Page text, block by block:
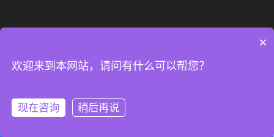
© 2024-2025 北京朗新天霁软件技术有限公司 京ICP备11019233号-1
×
欢迎来到本网站，请问有什么可以帮您？
现在咨询 稍后再说